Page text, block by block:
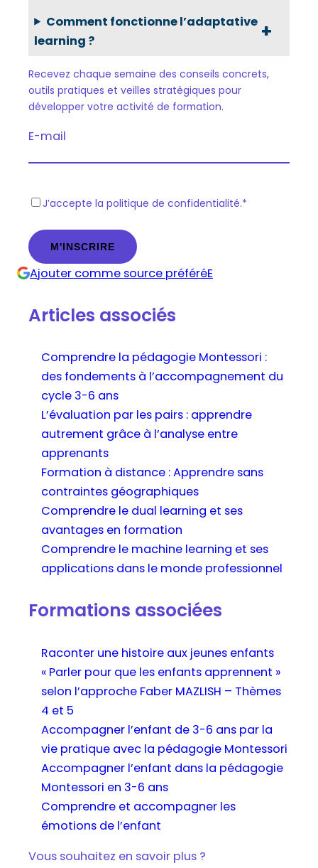
Comment fonctionne l’adaptative
learning ?
Recevez chaque semaine des conseils concrets,
outils pratiques et veilles stratégiques pour
développer votre activité de formation.
E-mail
R
P
D
*
J’accepte la politique de confidentialité.*
Ajouter comme source préféréE
Articles associés
Comprendre la pédagogie Montessori :
des fondements à l’accompagnement du
cycle 3-6 ans
L’évaluation par les pairs : apprendre
autrement grâce à l’analyse entre
apprenants
Formation à distance : Apprendre sans
contraintes géographiques
Comprendre le dual learning et ses
avantages en formation
Comprendre le machine learning et ses
applications dans le monde professionnel
Formations associées
Raconter une histoire aux jeunes enfants
« Parler pour que les enfants apprennent »
selon l’approche Faber MAZLISH – Thèmes
4 et 5
Accompagner l’enfant de 3-6 ans par la
vie pratique avec la pédagogie Montessori
Accompagner l’enfant dans la pédagogie
Montessori en 3-6 ans
Comprendre et accompagner les
émotions de l’enfant
Vous souhaitez en savoir plus ?